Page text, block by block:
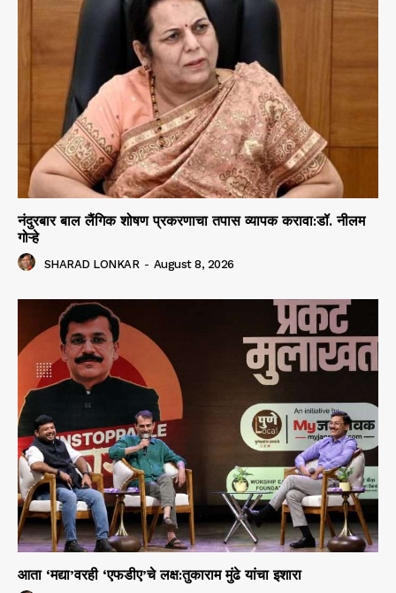
नंदुरबार बाल लैंगिक शोषण प्रकरणाचा तपास व्यापक करावा:डॉ. नीलम
गोऱ्हे
SHARAD LONKAR - August 8, 2026
आता ‘मद्या’वरही ‘एफडीए’चे लक्ष:तुकाराम मुंढे यांचा इशारा